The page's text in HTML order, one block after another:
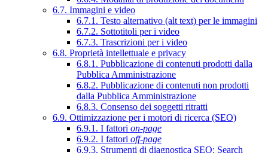
6.7. Immagini e video
6.7.1. Testo alternativo (alt text) per le immagini
6.7.2. Sottotitoli per i video
6.7.3. Trascrizioni per i video
6.8. Proprietà intellettuale e privacy
6.8.1. Pubblicazione di contenuti prodotti dalla
Pubblica Amministrazione
6.8.2. Pubblicazione di contenuti non prodotti
dalla Pubblica Amministrazione
6.8.3. Consenso dei soggetti ritratti
6.9. Ottimizzazione per i motori di ricerca (SEO)
6.9.1. I fattori on-page
6.9.2. I fattori off-page
6.9.3. Strumenti di diagnostica SEO: Search